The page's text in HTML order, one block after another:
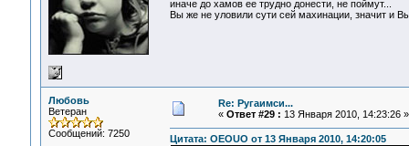
иначе до хамов ее трудно донести, не поймут...
Вы же не уловили сути сей махинации, значит и
Любовь
Ветеран
Сообщений: 7250
Re: Ругаимси...
« Ответ #29 : 13 Января 2010, 14:23:26 »
Цитата: OEOUO от 13 Января 2010, 14:20:05